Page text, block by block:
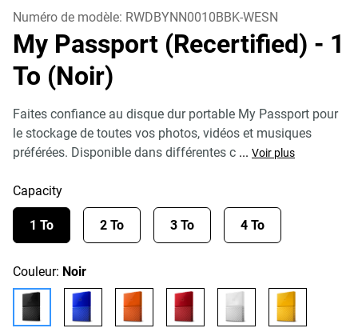
Numéro de modèle: RWDBYNN0010BBK-WESN
My Passport (Recertified) - 1
To (Noir)
Faites confiance au disque dur portable My Passport pour
le stockage de toutes vos photos, vidéos et musiques
préférées. Disponible dans différentes c ... Voir plus
Capacity
1 To 2 To 3 To 4 To
Couleur: Noir